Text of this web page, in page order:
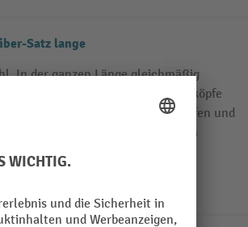
Satz lange
In der ganzen Länge gleichmäßig
und sorgfältig angelassen, Schlagköpfe
Arbeitsenden blank geschliffen und
PVC-Halter, Lange Form: 175 mm